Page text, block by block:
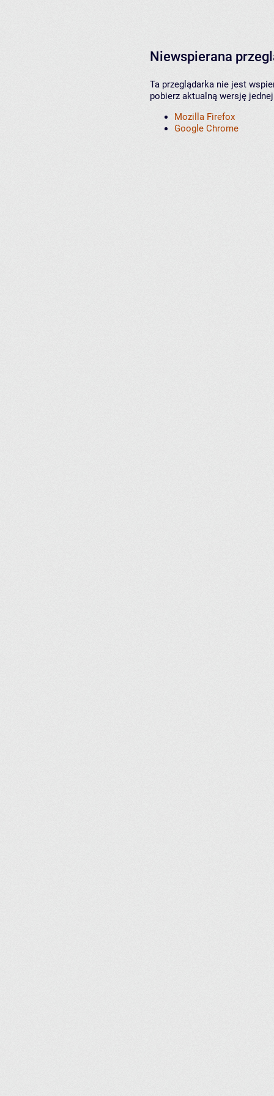
Niewspierana
Ta przeglądarka nie jest
pobierz aktualną wersję
Mozilla Firefox
Google Chrome